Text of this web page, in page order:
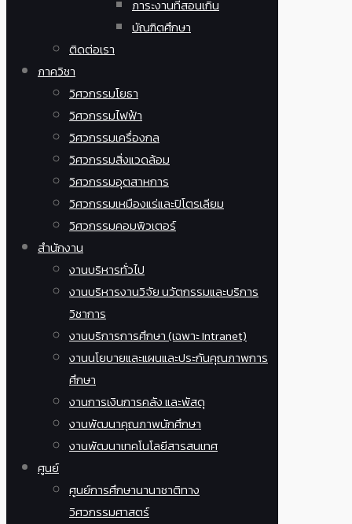
ภาระงานที่สอนเกิน
บัณฑิตศึกษา
ติดต่อเรา
ภาควิชา
วิศวกรรมโยธา
วิศวกรรมไฟฟ้า
วิศวกรรมเครื่องกล
วิศวกรรมสิ่งแวดล้อม
วิศวกรรมอุตสาหการ
วิศวกรรมเหมืองแร่และปิโตรเลียม
วิศวกรรมคอมพิวเตอร์
สำนักงาน
งานบริหารทั่วไป
งานบริหารงานวิจัย นวัตกรรมและบริการ
วิชาการ
งานบริการการศึกษา (เฉพาะ Intranet)
งานนโยบายและแผนและประกันคุณภาพการ
ศึกษา
งานการเงินการคลัง และพัสดุ
งานพัฒนาคุณภาพนักศึกษา
งานพัฒนาเทคโนโลยีสารสนเทศ
ศูนย์
ศูนย์การศึกษานานาชาติทาง
วิศวกรรมศาสตร์